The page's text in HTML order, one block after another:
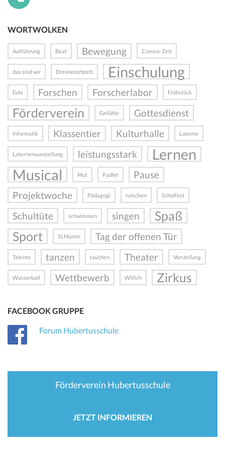
WORTWOLKEN
Aufführung Beat Bewegung Corona-Zeit
das sind wir Dreimeterbrett Einschulung
Eule Forschen Forscherlabor Frühstück
Förderverein Gefühle Gottesdienst
Informatik Klassentier Kulturhalle Laterne
Laternenausstellung leistungsstark
Lernen
Musical
Mut Padlet
Pause
Projektwoche
Pädagogi rutschen Schulfest
Schultüte schwimmen singen
Spaß
Sport
St.Martin Tag der offenen Tür
Talente tanzen tauchen Theater Vorstellung
Wasserball Wettbewerb Willich Zirkus
FACEBOOK GRUPPE
Forum Hubertusschule
Förderverein Hubertusschule
JETZT INFORMIEREN